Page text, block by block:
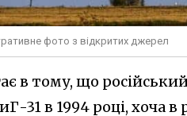
фото з відкритих джерел
в тому, що
31 в 1994 році, хоча